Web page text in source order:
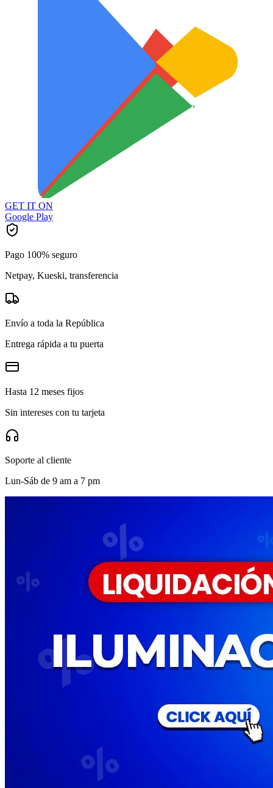
GET IT ON
Google Play
Pago 100% seguro
Netpay, Kueski, transferencia
Envío a toda la República
Entrega rápida a tu puerta
Hasta 12 meses fijos
Sin intereses con tu tarjeta
Soporte al cliente
Lun-Sáb de 9 am a 7 pm